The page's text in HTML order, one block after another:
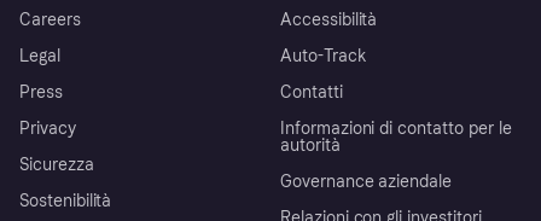
Careers
Legal
Press
Privacy
Sicurezza
Sostenibilità
Accessibilità
Auto-Track
Contatti
Informazioni di contatto per le
autorità
Governance aziendale